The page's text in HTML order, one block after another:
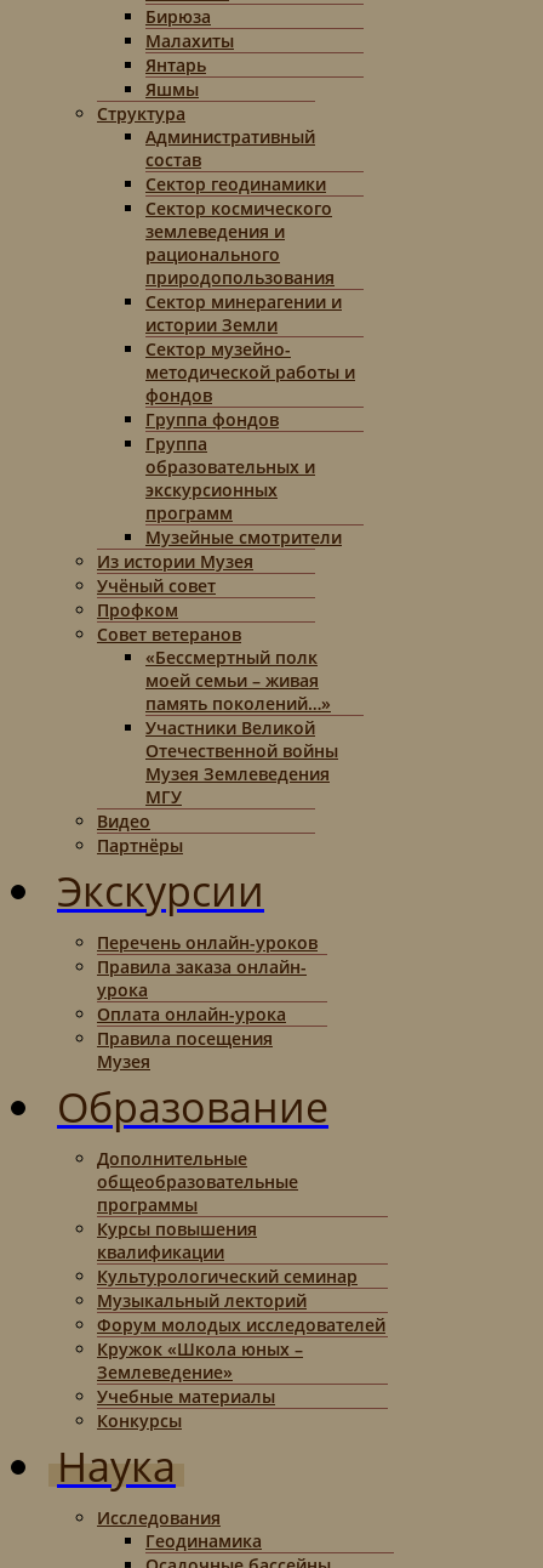
Бирюза
Малахиты
Янтарь
Яшмы
Структура
Административный
состав
Сектор геодинамики
Сектор космического
землеведения и
рационального
природопользования
Сектор минерагении и
истории Земли
Сектор музейно-
методической работы и
фондов
Группа фондов
Группа
образовательных и
экскурсионных
программ
Музейные смотрители
Из истории Музея
Учёный совет
Профком
Совет ветеранов
«Бессмертный полк
моей семьи – живая
память поколений…»
Участники Великой
Отечественной войны
Музея Землеведения
МГУ
Видео
Партнёры
Экскурсии
Перечень онлайн-уроков
Правила заказа онлайн-
урока
Оплата онлайн-урока
Правила посещения
Музея
Образование
Дополнительные
общеобразовательные
программы
Курсы повышения
квалификации
Культурологический семинар
Музыкальный лекторий
Форум молодых исследователей
Кружок «Школа юных –
Землеведение»
Учебные материалы
Конкурсы
Наука
Исследования
Геодинамика